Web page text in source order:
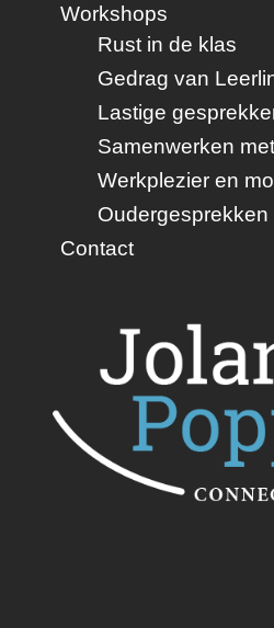
Workshops
Rust in de klas
Gedrag van
Lastige
Samenwerken
Werkplezier en
Contact